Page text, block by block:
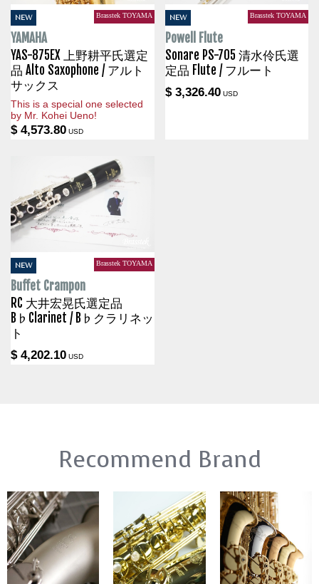
NEW Brasstek TOYAMA
YAMAHA
YAS-875EX 上野耕平氏選定
品 Alto Saxophone / アルト
サックス
This is a special one selected
by Mr. Kohei Ueno!
$ 4,573.80 USD
NEW Brasstek TOYAMA
Powell Flute
Sonare PS-705 清水伶氏選
定品 Flute / フルート
$ 3,326.40USD
NEW Brasstek TOYAMA
Buffet Crampon
RC 大井宏晃氏選定品
B♭Clarinet / B♭クラリネッ
ト
$ 4,202.10 USD
Recommend Brand